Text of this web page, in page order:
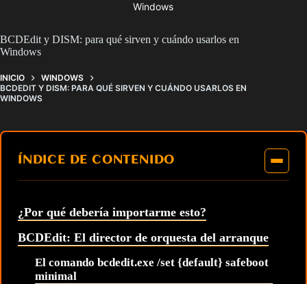
Windows
BCDEdit y DISM: para qué sirven y cuándo usarlos en
Windows
INICIO
WINDOWS
BCDEDIT Y DISM: PARA QUÉ SIRVEN Y CUÁNDO USARLOS EN
WINDOWS
ÍNDICE DE CONTENIDO
¿Por qué debería importarme esto?
BCDEdit: El director de orquesta del arranque
El comando bcdedit.exe /set {default} safeboot
minimal